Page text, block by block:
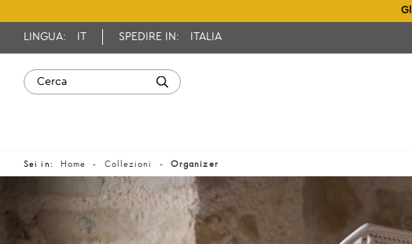
LINGUA: SPEDIRE IN: ITALIA
Sei in: Home Collezioni Organizer